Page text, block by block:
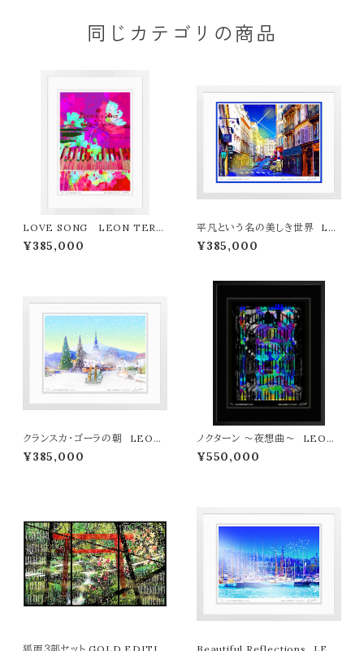
同じカテゴリの商品
LOVE SONG LEON TERA
SHIMA版画作品77作限定（オン
ライン限定特典付き作品〉
¥385,000
平凡という名の美しき世界 LE
ON TERASHIMA版画作品77
作限定（オンライン限定特典付き
¥385,000
クランスカ・ゴーラの朝 LEON
TERASHIMA版画作品77作限
定（オンライン限定特典付き作
¥385,000
ノクターン ～夜想曲～ LEON
TERASHIMA版画作品7作限定
（オンライン限定特典付き作品〉
¥550,000